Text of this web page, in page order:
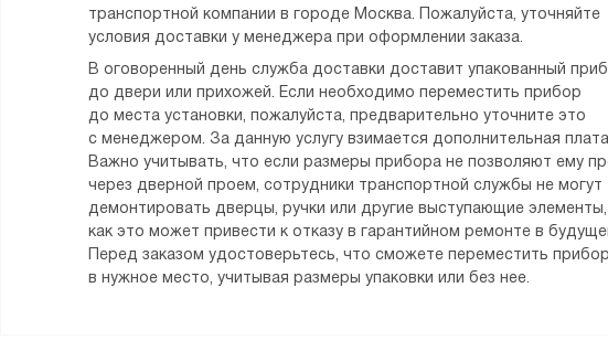
транспортной компании в городе Москва. Пожалуйста, уточняйте
условия доставки у менеджера при оформлении заказа.
В оговоренный день служба доставки доставит упакованный
до двери или прихожей. Если необходимо переместить прибор
до места установки, пожалуйста, предварительно уточните это
с менеджером. За данную услугу взимается дополнительная плата.
Важно учитывать, что если размеры прибора не позволяют ему
через дверной проем, сотрудники транспортной службы не могут
демонтировать дверцы, ручки или другие выступающие элементы,
как это может привести к отказу в гарантийном ремонте в
Перед заказом удостоверьтесь, что сможете переместить прибор
в нужное место, учитывая размеры упаковки или без нее.